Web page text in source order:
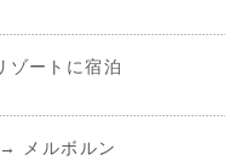
ゾートに宿泊
メルボルン